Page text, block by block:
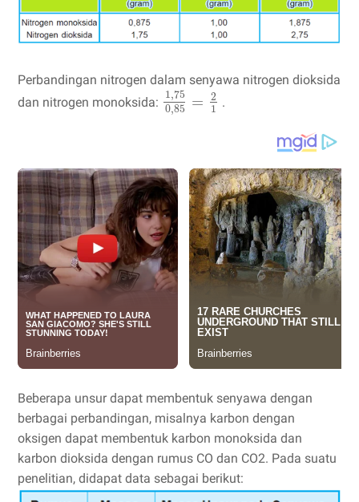
Perbandingan nitrogen dalam senyawa nitrogen dioksida
dan nitrogen monoksida:
1,75
0,85 =
2
1 .
Beberapa unsur dapat membentuk senyawa dengan
berbagai perbandingan, misalnya karbon dengan
oksigen dapat membentuk karbon monoksida dan
karbon dioksida dengan rumus CO dan CO2. Pada suatu
penelitian, didapat data sebagai berikut: